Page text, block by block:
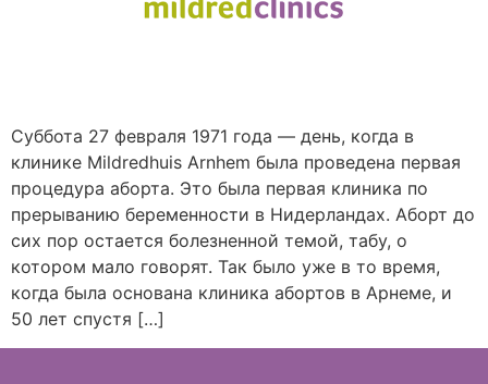
Суббота 27 февраля 1971 года — день, когда в
клинике Mildredhuis Arnhem была проведена первая
процедура аборта. Это была первая клиника по
прерыванию беременности в Нидерландах. Аборт до
сих пор остается болезненной темой, табу, о
котором мало говорят. Так было уже в то время,
когда была основана клиника абортов в Арнеме, и
50 лет спустя […]